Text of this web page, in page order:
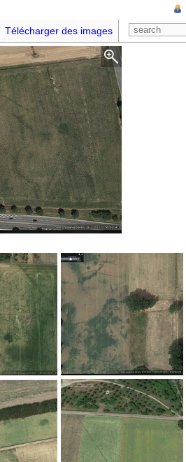
Télécharger des images